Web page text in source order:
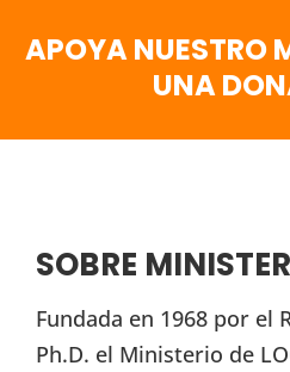
APOYA NUESTRO
UNA
SOBRE
Fundada en 1968 por el
Ph.D. el Ministerio de